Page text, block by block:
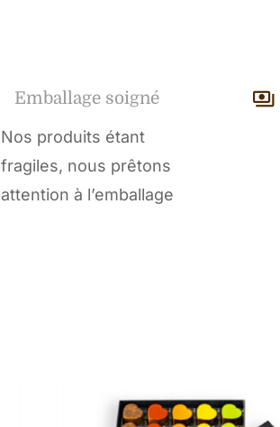
Emballage soigné
Nos produits étant
fragiles, nous prêtons
attention à l’emballage